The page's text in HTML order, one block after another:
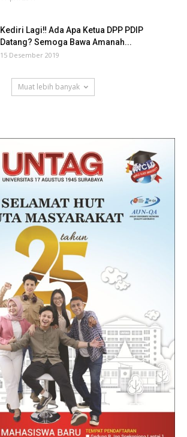
Kediri Lagi‼ Ada Apa Ketua DPP PDIP
Datang? Semoga Bawa Amanah...
15 Desember 2019
Muat lebih banyak